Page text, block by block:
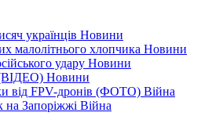
українців Новини
малолітнього хлопчика Новини
удару Новини
(ВІДЕО) Новини
від FPV-дронів (ФОТО) Війна
на Запоріжжі Війна